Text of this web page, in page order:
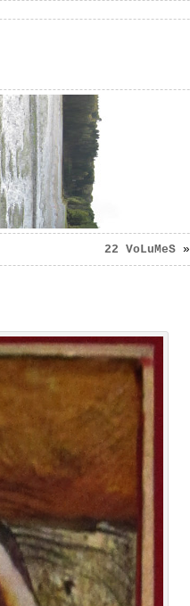
22 VoLuMeS»